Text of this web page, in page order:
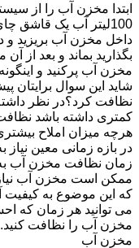
ابتدا مخزن آب را از
بگذارید بماند و بعد از
مخزن آب پرکنید و
شاید این سوال برایتان
نظافت کرد؟در نظر
کمتری داشته باشد
هرچه میزان املاح
در بازه زمانی معین
زمان نظافت مخزن آب
ممکن است مخزن آب
که این موضوع به
می توانید هر زمان که
مخزن آب را نظافت کنید.
مخزن آب